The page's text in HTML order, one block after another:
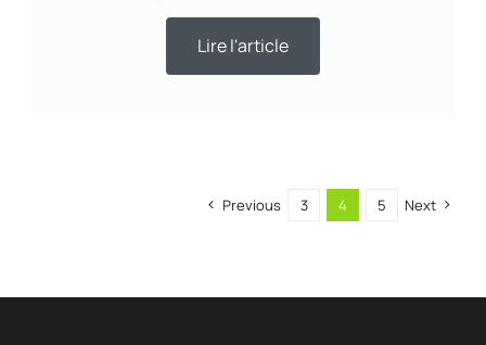
Lire l'article
Previous 3 4 5 Next